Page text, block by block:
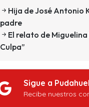
Hija de José Antonio
padre
El relato de
Culpa”
Sigue a
Recibe nuestros